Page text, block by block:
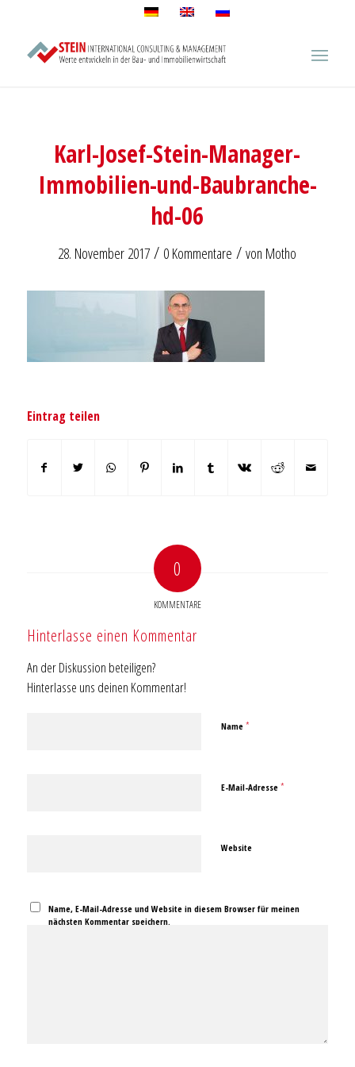
Karl-Josef-Stein-Manager-
Immobilien-und-Baubranche-
hd-06
28. November 2017 / 0 Kommentare / von Motho
Eintrag teilen
0
KOMMENTARE
Hinterlasse einen Kommentar
An der Diskussion beteiligen?
Hinterlasse uns deinen Kommentar!
Name *
E-Mail-Adresse *
Website
Name, E-Mail-Adresse und Website in diesem Browser für meinen
nächsten Kommentar speichern.